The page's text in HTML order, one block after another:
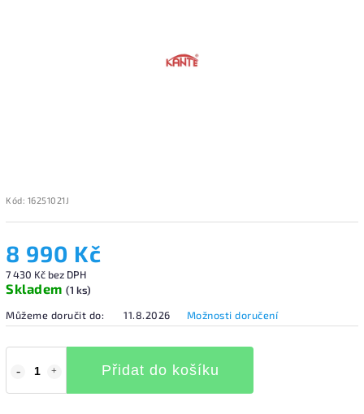
Kód: 16251021J
8 990 Kč
7 430 Kč bez DPH
Skladem (1 ks)
Můžeme doručit do:
11.8.2026 Možnosti doručení
Přidat do košíku